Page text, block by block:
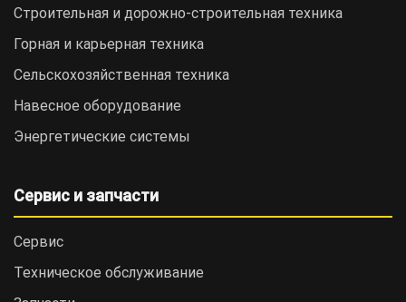
Строительная и дорожно-cтроительная техника
Горная и карьерная техника
Сельскохозяйственная техника
Навесное оборудование
Энергетические системы
Сервис и запчасти
Сервис
Техническое обслуживание